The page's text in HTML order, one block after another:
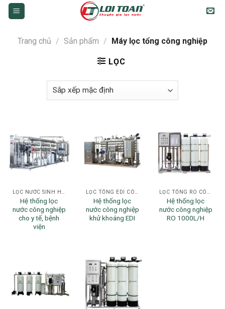
Skip
Trang chủ / Sản phẩm / Máy lọc tổng công nghiệp
LỌC
Hệ thống lọc
nước công nghiệp
cho y tế, bệnh
viện
Hệ thống lọc
nước công nghiệp
khử khoáng EDI
Hệ thống lọc
nước công nghiệp
RO 1000L/H